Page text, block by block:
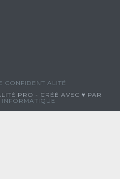
CONFIDENTIALITÉ
PRO - CRÉÉ AVEC ♥ PAR